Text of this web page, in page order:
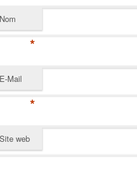
Nom
*
E-Mail
*
Site web